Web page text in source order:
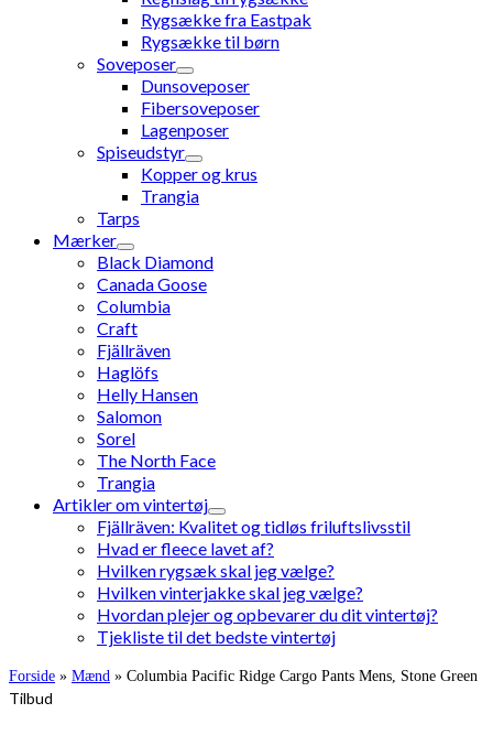
Rygsække fra Eastpak
Rygsække til børn
Soveposer
Dunsoveposer
Fibersoveposer
Lagenposer
Spiseudstyr
Kopper og krus
Trangia
Tarps
Mærker
Black Diamond
Canada Goose
Columbia
Craft
Fjällräven
Haglöfs
Helly Hansen
Salomon
Sorel
The North Face
Trangia
Artikler om vintertøj
Fjällräven: Kvalitet og tidløs friluftslivsstil
Hvad er fleece lavet af?
Hvilken rygsæk skal jeg vælge?
Hvilken vinterjakke skal jeg vælge?
Hvordan plejer og opbevarer du dit vintertøj?
Tjekliste til det bedste vintertøj
Forside » Mænd » Columbia Pacific Ridge Cargo Pants Mens, Stone Green
Tilbud